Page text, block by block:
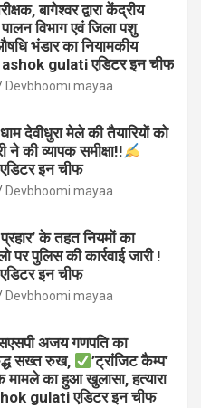
बागेश्वर द्वारा केंद्रीय
विभाग एवं जिला पशु
भंडार का नियामकीय
ashok gulati एडिटर इन चीफ
Devbhoomi mayaa
धाम देवीधुरा मेले की तैयारियों को
ने की व्यापक समीक्षा!!
इन चीफ
Devbhoomi mayaa
के तहत नियमों का
पुलिस की कार्रवाई जारी !
इन चीफ
Devbhoomi mayaa
अजय गणपति का
सख्त रुख,
’ट्रांजिट कैम्प’
मामले का हुआ खुलासा, हत्यारा
gulati एडिटर इन चीफ